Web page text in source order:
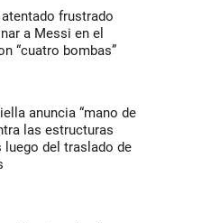
atentado frustrado
a Messi en el
“cuatro bombas”
anuncia “mano de
las estructuras
luego del traslado de